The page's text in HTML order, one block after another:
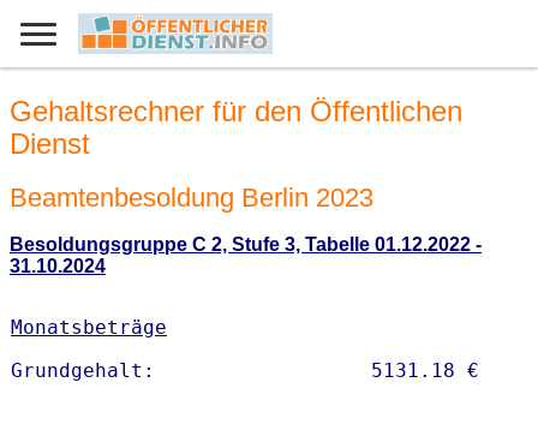
Gehaltsrechner für den Öffentlichen
Dienst
Beamtenbesoldung Berlin 2023
Besoldungsgruppe C 2, Stufe 3, Tabelle 01.12.2022 -
31.10.2024
Monatsbeträge